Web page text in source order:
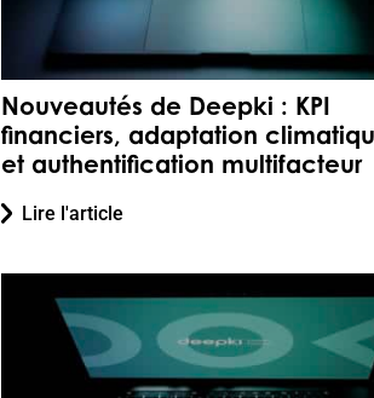
Nouveautés de Deepki : KPI
financiers, adaptation
et authentification multifacteur
Lire l'article